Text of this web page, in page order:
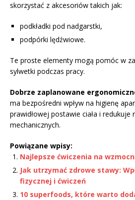
skorzystać z akcesoriów takich jak:
podkładki pod nadgarstki,
podpórki lędźwiowe.
Te proste elementy mogą pomóc w
sylwetki podczas pracy.
Dobrze zaplanowane
ma bezpośredni wpływ na higienę
prawidłowej postawie ciała i redukuje
mechanicznych.
Powiązane wpisy:
Najlepsze ćwiczenia na
Jak utrzymać zdrowe stawy:
fizycznej i ćwiczeń
10 superfoods, które warto